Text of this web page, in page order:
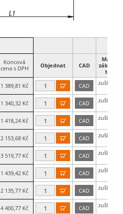
Koncová
cena s DPH
Objednat CAD
tělesa​
1 389,81 Kč  CAD
1 340,32 Kč  CAD
1 418,24 Kč  CAD
2 153,68 Kč  CAD
3 519,77 Kč  CAD
1 439,42 Kč  CAD
2 135,77 Kč  CAD
4 400,77 Kč  CAD